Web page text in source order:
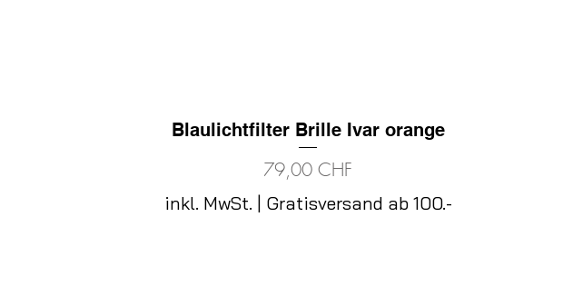
Schnellansicht
Blaulichtfilter Brille Ivar orange
Preis
79,00 CHF
inkl. MwSt. | Gratisversand ab 100.-